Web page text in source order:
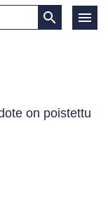
on poistettu